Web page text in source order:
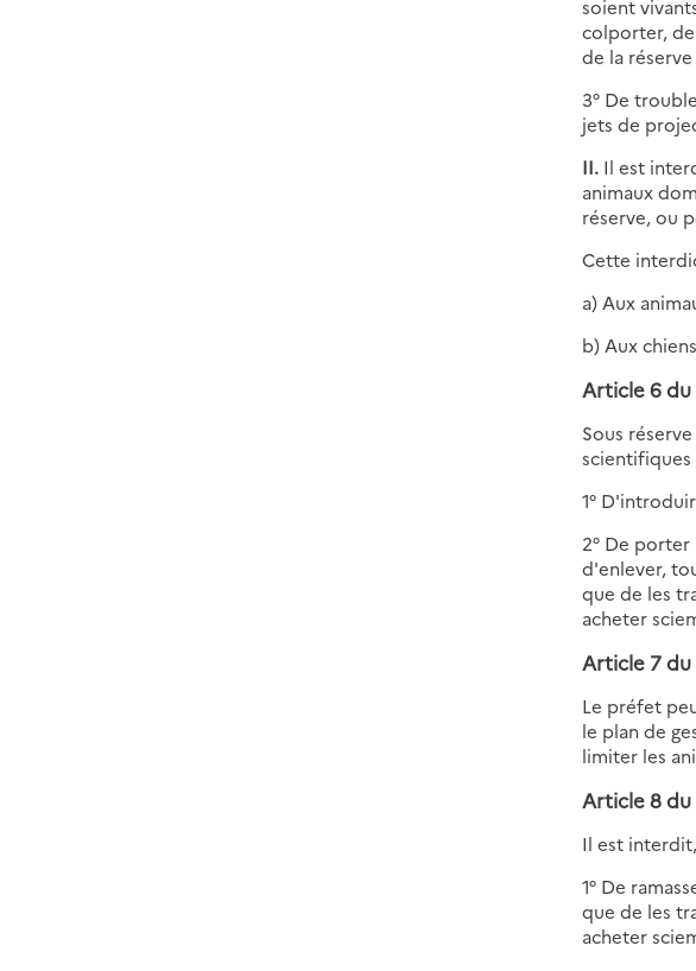
soient
colporter,
de la
3° De
jets de
II. Il est
animaux
réserve, ou
Cette
a) Aux
b) Aux
Article 6
Sous
scientifiques
1°
2° De
d'enlever,
que de les
acheter
Article 7
Le préfet
le plan de
limiter les
Article 8
Il est
1° De
que de les
acheter